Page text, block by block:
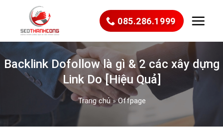
dung
085.286.1999
Backlink Dofollow là gì & 2 các xây dựng
Link Do [Hiệu Quả]
Trang chủ » Offpage